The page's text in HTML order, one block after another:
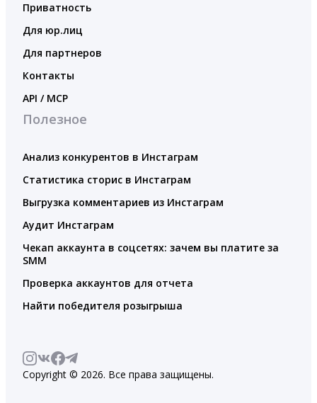
Приватность
Для юр.лиц
Для партнеров
Контакты
API / MCP
Полезное
Анализ конкурентов в Инстаграм
Статистика сторис в Инстаграм
Выгрузка комментариев из Инстаграм
Аудит Инстаграм
Чекап аккаунта в соцсетях: зачем вы платите за
SMM
Проверка аккаунтов для отчета
Найти победителя розыгрыша
Copyright © 2026. Все права защищены.